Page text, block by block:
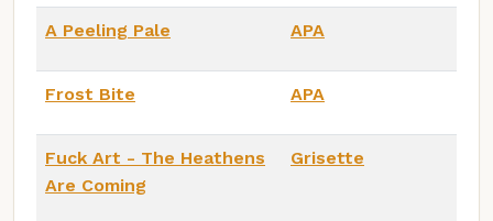
A Peeling Pale APA
Frost Bite APA
Fuck Art - The Heathens
Are Coming
Grisette